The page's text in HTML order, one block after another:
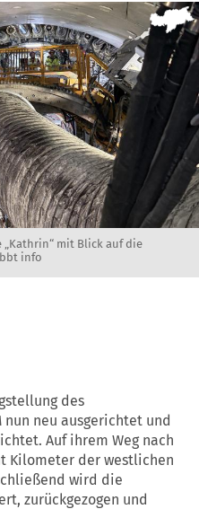
mit Blick auf die
info
des
neu ausgerichtet und
Auf ihrem Weg nach
Kilometer der westlichen
wird die
zurückgezogen und